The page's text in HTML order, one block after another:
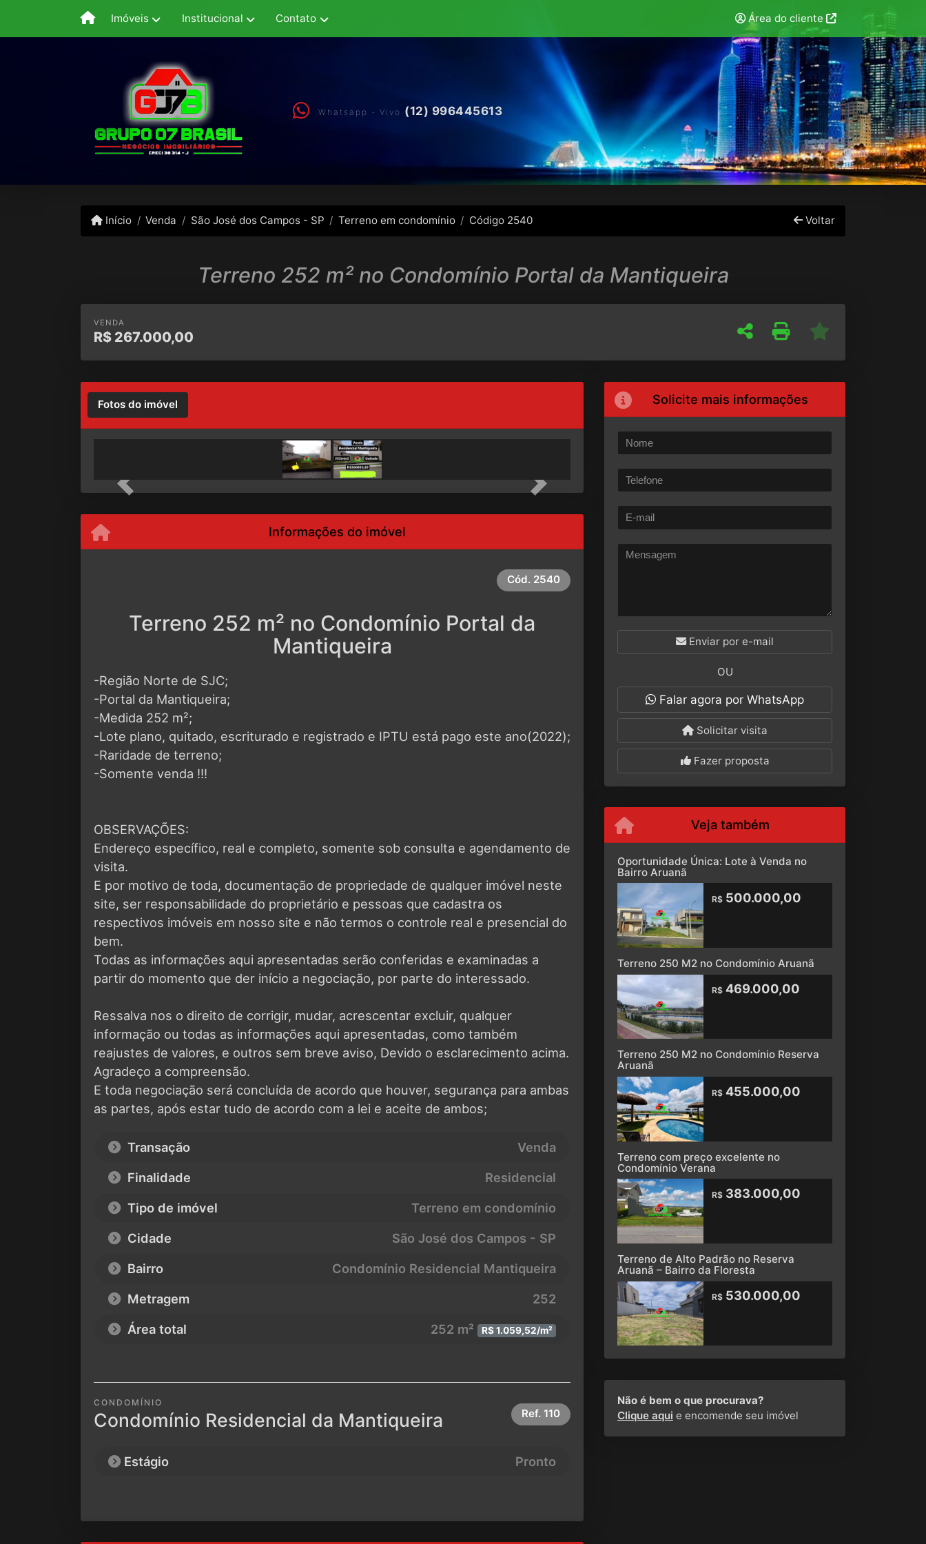
Imóveis Institucional Contato Área do cliente
Whatsapp - Vivo (12) 996445613
Início Venda São José dos Campos - SP Terreno em condomínio Código 2540 Voltar
Terreno 252 m² no Condomínio Portal da Mantiqueira
VENDA
R$ 267.000,00
Fotos do imóvel
Previous Next
Informações do imóvel
Cód. 2540
Terreno 252 m² no Condomínio Portal da
Mantiqueira
-Região Norte de SJC;
-Portal da Mantiqueira;
-Medida 252 m²;
-Lote plano, quitado, escriturado e registrado e IPTU está pago este ano(2022);
-Raridade de terreno;
-Somente venda !!!
OBSERVAÇÕES:
Endereço específico, real e completo, somente sob consulta e agendamento de
visita.
E por motivo de toda, documentação de propriedade de qualquer imóvel neste
site, ser responsabilidade do proprietário e pessoas que cadastra os
respectivos imóveis em nosso site e não termos o controle real e presencial do
bem.
Todas as informações aqui apresentadas serão conferidas e examinadas a
partir do momento que der início a negociação, por parte do interessado.
Ressalva nos o direito de corrigir, mudar, acrescentar excluir, qualquer
informação ou todas as informações aqui apresentadas, como também
reajustes de valores, e outros sem breve aviso, Devido o esclarecimento acima.
Agradeço a compreensão.
E toda negociação será concluída de acordo que houver, segurança para ambas
as partes, após estar tudo de acordo com a lei e aceite de ambos;
Transação
Venda
Finalidade
Residencial
Tipo de imóvel
Terreno em condomínio
Cidade
São José dos Campos - SP
Bairro
Condomínio Residencial Mantiqueira
Metragem
252
Área total
252 m² R$ 1.059,52/m²
CONDOMÍNIO
Condomínio Residencial da Mantiqueira Ref. 110
Estágio Pronto
Solicite mais informações
Enviar por e-mail
OU
Falar agora por WhatsApp
Solicitar visita
Fazer proposta
Veja também
Oportunidade Única: Lote à Venda no
Bairro Aruanã
R$500.000,00
Terreno 250 M2 no Condomínio Aruanã
R$469.000,00
Terreno 250 M2 no Condomínio Reserva
Aruanã
R$455.000,00
Terreno com preço excelente no
Condomínio Verana
R$383.000,00
Terreno de Alto Padrão no Reserva
Aruanã – Bairro da Floresta
R$530.000,00
Não é bem o que procurava?
Clique aqui e encomende seu imóvel